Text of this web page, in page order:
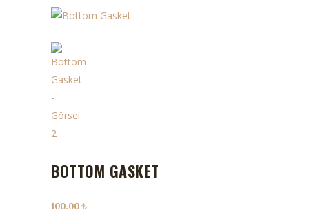
BOTTOM GASKET
100.00 ₺